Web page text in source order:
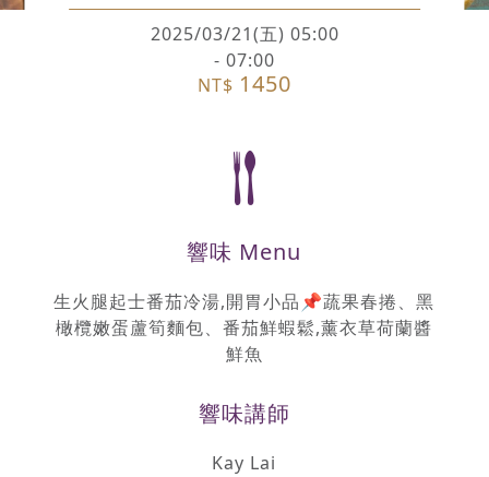
2025/03/21(五) 05:00
- 07:00
NT$ 1450
響味 Menu
生火腿起士番茄冷湯,開胃小品📌蔬果春捲、黑
橄欖嫩蛋蘆筍麵包、番茄鮮蝦鬆,薰衣草荷蘭醬
鮮魚
響味講師
Kay Lai